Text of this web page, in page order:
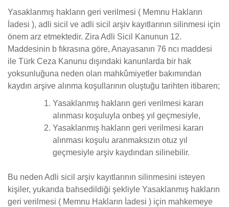
Yasaklanmış hakların geri verilmesi ( Memnu Hakların
İadesi ), adli sicil ve adli sicil arşiv kayıtlarının silinmesi için
önem arz etmektedir. Zira Adli Sicil Kanunun 12.
Maddesinin b fıkrasına göre, Anayasanın 76 ncı maddesi
ile Türk Ceza Kanunu dışındaki kanunlarda bir hak
yoksunluğuna neden olan mahkûmiyetler bakımından
kaydın arşive alınma koşullarının oluştuğu tarihten itibaren;
Yasaklanmış hakların geri verilmesi kararı
alınması koşuluyla onbeş yıl geçmesiyle,
Yasaklanmış hakların geri verilmesi kararı
alınması koşulu aranmaksızın otuz yıl
geçmesiyle arşiv kaydından silinebilir.
Bu neden Adli sicil arşiv kayıtlarının silinmesini isteyen
kişiler, yukarıda bahsedildiği şekliyle Yasaklanmış hakların
geri verilmesi ( Memnu Hakların İadesi ) için mahkemeye